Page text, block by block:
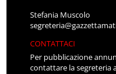
Stefania Muscolo
CONTATTACI
Per pubblicazione
contattare la segreteria